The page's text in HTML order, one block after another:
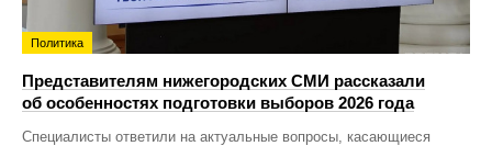
Политика
Представителям нижегородских СМИ рассказали
об особенностях подготовки выборов 2026 года
Специалисты ответили на актуальные вопросы, касающиеся